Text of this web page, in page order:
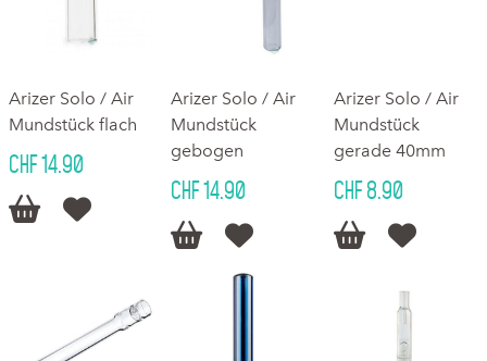
Arizer Solo / Air
Mundstück flach
CHF 14.90
 
Arizer Solo / Air
Mundstück
gebogen
CHF 14.90
 
Arizer Solo / Air
Mundstück
gerade 40mm
CHF 8.90
 